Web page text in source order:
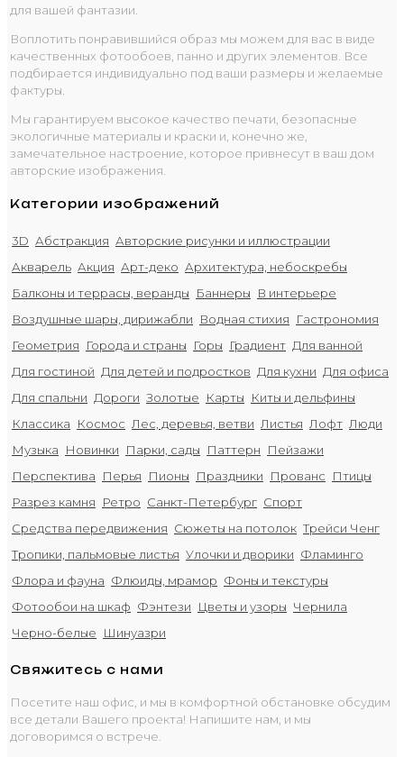
для вашей фантазии.
Воплотить понравившийся образ мы можем для вас в виде
качественных фотообоев, панно и других элементов. Все
подбирается индивидуально под ваши размеры и желаемые
фактуры.
Мы гарантируем высокое качество печати, безопасные
экологичные материалы и краски и, конечно же,
замечательное настроение, которое привнесут в ваш дом
авторские изображения.
Категории изображений
3D Абстракция Авторские рисунки и иллюстрации
Акварель Акция Арт-деко Архитектура, небоскребы
Балконы и террасы, веранды
Баннеры
В интерьере
Воздушные шары, дирижабли
Водная стихия
Гастрономия
Геометрия
Города и страны Горы Градиент Для ванной
Для гостиной Для детей и подростков Для кухни Для офиса
Для спальни Дороги Золотые Карты
Киты и дельфины
Классика
Космос Лес, деревья, ветви Листья Лофт Люди
Музыка
Новинки Парки, сады Паттерн
Пейзажи
Перспектива
Перья Пионы Праздники Прованс
Птицы
Разрез камня
Ретро Санкт-Петербург Спорт
Средства передвижения Сюжеты на потолок Трейси Ченг
Тропики, пальмовые листья Улочки и дворики Фламинго
Флора и фауна Флюиды, мрамор Фоны и текстуры
Фотообои на шкаф Фэнтези Цветы и узоры Чернила
Черно-белые
Шинуазри
Свяжитесь с нами
Посетите наш офис, и мы в комфортной обстановке обсудим
все детали Вашего проекта! Напишите нам, и мы
договоримся о встрече.